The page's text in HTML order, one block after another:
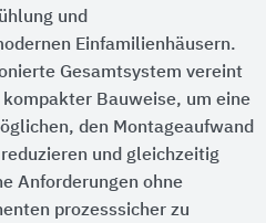
und
Einfamilienhäusern.
Gesamtsystem vereint
Bauweise, um eine
den Montageaufwand
und gleichzeitig
Anforderungen ohne
prozesssicher zu